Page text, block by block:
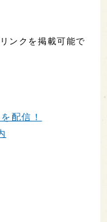
ンクを掲載可能で
配信！